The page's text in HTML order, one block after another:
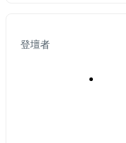
登壇者